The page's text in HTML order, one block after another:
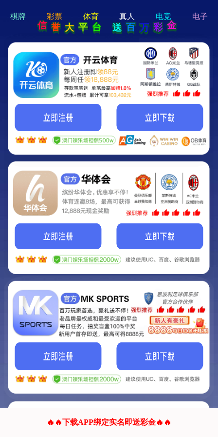
hi 💗
Hey Guys!
我们即将上线啦...
我们的网站正在建设.
它将是非常棒的网站.
联系我们!